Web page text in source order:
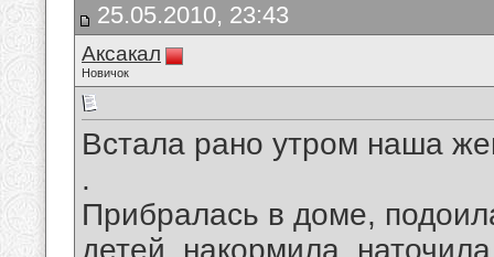
25.05.2010, 23:43
Аксакал
Новичок
Встала рано утром наша
.
Прибралась в доме,